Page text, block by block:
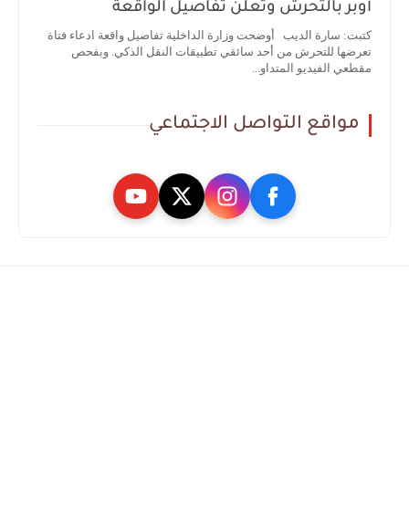
أوبر بالتحرش وتعلن تفاصيل الواقعة
كتبت: سارة الديب أوضحت وزارة الداخلية تفاصيل واقعة ادعاء فتاة
تعرضها للتحرش من أحد سائقي تطبيقات النقل الذكي. وبفحص
مقطعي الفيديو المتداو...
مواقع التواصل الاجتماعي